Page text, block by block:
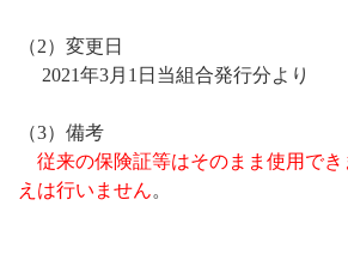
（2）変更日
2021年3月1日当組合発行分より
（3）備考
従来の保険証等はそのまま使用でき
えは行いません。